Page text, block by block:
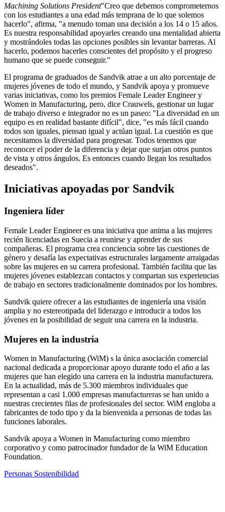
Machining Solutions President"Creo que debemos comprometernos
con los estudiantes a una edad más temprana de lo que solemos
hacerlo", afirma, "a menudo toman una decisión a los 14 o 15 años.
Es nuestra responsabilidad apoyarles creando una mentalidad abierta
y mostrándoles todas las opciones posibles sin levantar barreras. Al
hacerlo, podemos hacerles conscientes del propósito y el progreso
humano que se puede conseguir."
El programa de graduados de Sandvik atrae a un alto porcentaje de
mujeres jóvenes de todo el mundo, y Sandvik apoya y promueve
varias iniciativas, como los premios Female Leader Engineer y
Women in Manufacturing, pero, dice Crauwels, gestionar un lugar
de trabajo diverso e integrador no es un paseo: "La diversidad en un
equipo es en realidad bastante difícil", dice, "es más fácil cuando
todos son iguales, piensan igual y actúan igual. La cuestión es que
necesitamos la diversidad para progresar. Todos tenemos que
reconocer el poder de la diferencia y dejar que surjan otros puntos
de vista y otros ángulos. Es entonces cuando llegan los resultados
deseados".
Iniciativas apoyadas por Sandvik
Ingeniera líder
Female Leader Engineer es una iniciativa que anima a las mujeres
recién licenciadas en Suecia a reunirse y aprender de sus
compañeras. El programa crea conciencia sobre las cuestiones de
género y desafía las expectativas estructurales largamente arraigadas
sobre las mujeres en su carrera profesional. También facilita que las
mujeres jóvenes establezcan contactos y compartan sus experiencias
de trabajo en sectores tradicionalmente dominados por los hombres.
Sandvik quiere ofrecer a las estudiantes de ingeniería una visión
amplia y no estereotipada del liderazgo e introducir a todos los
jóvenes en la posibilidad de seguir una carrera en la industria.
Mujeres en la industria
Women in Manufacturing (WiM) s la única asociación comercial
nacional dedicada a proporcionar apoyo durante todo el año a las
mujeres que han elegido una carrera en la industria manufacturera.
En la actualidad, más de 5.300 miembros individuales que
representan a casi 1.000 empresas manufactureras se han unido a
nuestras crecientes filas de profesionales del sector. WiM engloba a
fabricantes de todo tipo y da la bienvenida a personas de todas las
funciones laborales.
Sandvik apoya a Women in Manufacturing como miembro
corporativo y como patrocinador fundador de la WiM Education
Foundation.
Personas Sostenibilidad